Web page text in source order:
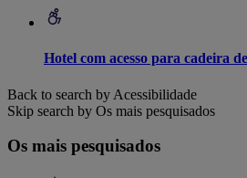
Hotel com acesso para cadeira
Back to search by Acessibilidade
Skip search by Os mais pesquisados
Os mais pesquisados